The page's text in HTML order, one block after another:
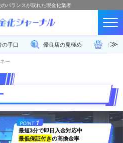
バランスが取れた現金化業者
の手口 優良店の見極め トラ
ー
POINT 1
最短3分で即日入金対応中
最低保証付きの高換金率